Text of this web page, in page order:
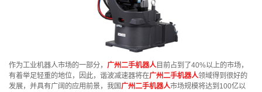
作为工业机器人市场的一部分， 广州二手机器人目前占到了40%以上的市场，
有着举足轻重的地位，因此，谐波减速器将在广州二手机器人领域得到很好的
发展，并具有广阔的应用前景，我国广州二手机器人市场规模将达到100亿以